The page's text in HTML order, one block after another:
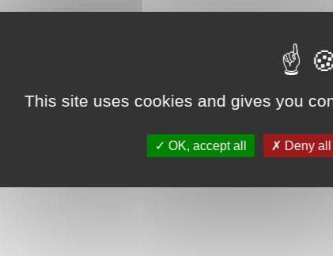
This site uses cookies and gives you
OK, accept all Deny